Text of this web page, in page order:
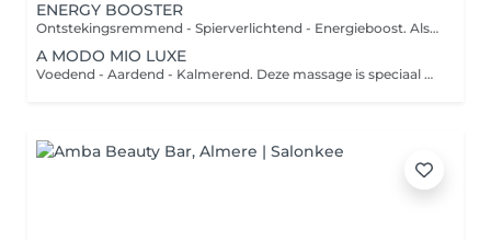
ENERGY BOOSTER
Ontstekingsremmend - Spierverlichtend - Energieboost. Als je je overbelast voelt of last hebt van chronische stress en pijn in je rug, helpt deze intensieve massage dit te verlichten. Deep tissue massage van de rug (gemiddelde tot sterke druk).
A MODO MIO LUXE
Voedend - Aardend - Kalmerend. Deze massage is speciaal ontworpen om het lichaam weer in balans te brengen en de geest te kalmeren. Kies jouw favovriete geur en muziek uit en geniet vervolgens van 80 minuten massage van het hele lichaam. Volledige rug - benen - voetreflexpunten - armen - nek en schouders - hoofd- en gezichtsmassage.